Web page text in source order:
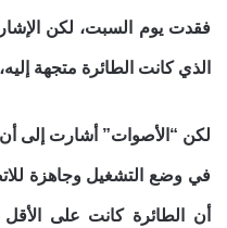
فقدت يوم السبت، لكن
الذي كانت الطائرة متجهة
لكن “الأصوات” أشارت إلى
في وضع التشغيل وجاهزة
أن الطائرة كانت على